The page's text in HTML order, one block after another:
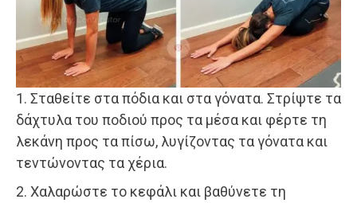
1. Σταθείτε στα πόδια και στα γόνατα. Στρίψτε τα
δάχτυλα του ποδιού προς τα μέσα και φέρτε τη
λεκάνη προς τα πίσω, λυγίζοντας τα γόνατα και
τεντώνοντας τα χέρια.
2. Χαλαρώστε το κεφάλι και βαθύνετε τη